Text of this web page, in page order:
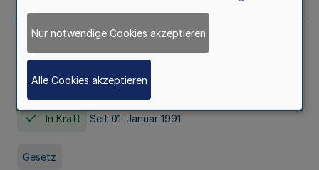
Erstes Gesetz zur Ausführung des
Kinder- und Jugendhilfegesetzes - AG -
KJHG -
In Kraft Seit 01. Januar 1991
Gesetz
Nur notwendige Cookies akzeptieren
Alle Cookies akzeptieren